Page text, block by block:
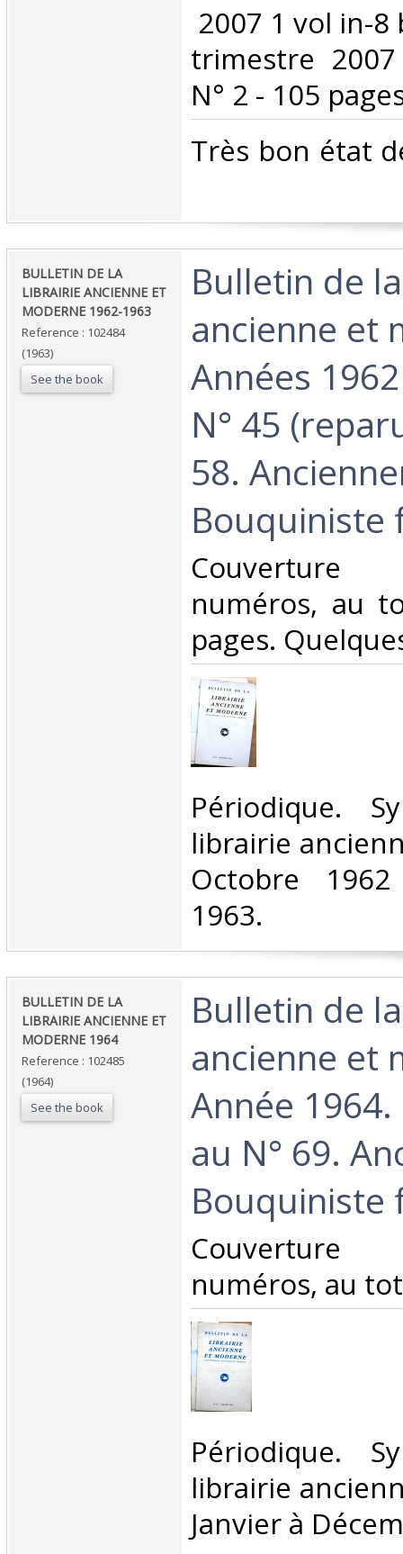
2007 1 vol in-
trimestre
N° 2 - 105
‎Très bon état
‎BULLETIN DE LA
LIBRAIRIE ANCIENNE ET
MODERNE 1962-1963 ‎
Reference : 102484
(1963)
See the book
‎Bulletin de
ancienne et
Années
N° 45
58.
Bouquiniste
numéros, au
pages.
‎Périodique.
librairie
Octobre
1963.‎
‎BULLETIN DE LA
LIBRAIRIE ANCIENNE ET
MODERNE 1964 ‎
Reference : 102485
(1964)
See the book
‎Bulletin de
ancienne et
Année 1964.
au N° 69.
Bouquiniste
numéros, au
‎Périodique.
librairie
Janvier à